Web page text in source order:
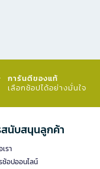
การันตีของแท้
เลือกช้อปได้อย่างมั่นใจ​
นับสนุนลูกค้า
รา
ช้อปออนไลน์